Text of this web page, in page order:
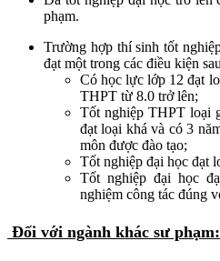
phạm.
Trường hợp thí sinh tốt
đạt một trong các điều kiện
Có học lực lớp 12 đạt
THPT từ 8.0 trở lên;
Tốt nghiệp THPT loại
đạt loại khá và có 3
môn được đào tạo;
Tốt nghiệp đại học đạt
Tốt nghiệp đại học
nghiệm công tác đúng
Đối với ngành khác sư phạm: